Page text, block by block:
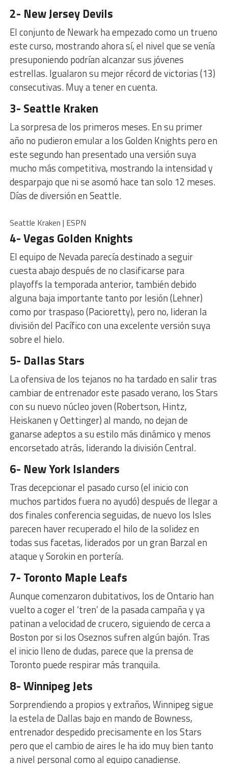
2- New Jersey Devils
El conjunto de Newark ha empezado como un trueno
este curso, mostrando ahora sí, el nivel que se venía
presuponiendo podrían alcanzar sus jóvenes
estrellas. Igualaron su mejor récord de victorias (13)
consecutivas. Muy a tener en cuenta.
3- Seattle Kraken
La sorpresa de los primeros meses. En su primer
año no pudieron emular a los Golden Knights pero en
este segundo han presentado una versión suya
mucho más competitiva, mostrando la intensidad y
desparpajo que ni se asomó hace tan solo 12 meses.
Días de diversión en Seattle.
Seattle Kraken | ESPN
4- Vegas Golden Knights
El equipo de Nevada parecía destinado a seguir
cuesta abajo después de no clasificarse para
playoffs la temporada anterior, también debido
alguna baja importante tanto por lesión (Lehner)
como por traspaso (Pacioretty), pero no, lideran la
división del Pacífico con una excelente versión suya
sobre el hielo.
5- Dallas Stars
La ofensiva de los tejanos no ha tardado en salir tras
cambiar de entrenador este pasado verano, los Stars
con su nuevo núcleo joven (Robertson, Hintz,
Heiskanen y Oettinger) al mando, no dejan de
ganarse adeptos a su estilo más dinámico y menos
encorsetado atrás, liderando la división Central.
6- New York Islanders
Tras decepcionar el pasado curso (el inicio con
muchos partidos fuera no ayudó) después de llegar a
dos finales conferencia seguidas, de nuevo los Isles
parecen haver recuperado el hilo de la solidez en
todas sus facetas, liderados por un gran Barzal en
ataque y Sorokin en portería.
7- Toronto Maple Leafs
Aunque comenzaron dubitativos, los de Ontario han
vuelto a coger el ‘tren’ de la pasada campaña y ya
patinan a velocidad de crucero, siguiendo de cerca a
Boston por si los Oseznos sufren algún bajón. Tras
el inicio lleno de dudas, parece que la prensa de
Toronto puede respirar más tranquila.
8- Winnipeg Jets
Sorprendiendo a propios y extraños, Winnipeg sigue
la estela de Dallas bajo en mando de Bowness,
entrenador despedido precisamente en los Stars
pero que el cambio de aires le ha ido muy bien tanto
a nivel personal como al equipo canadiense.